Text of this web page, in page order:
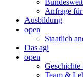
Anfrage
Ausbildung
open
Staatlich
Das agi
open
Team &